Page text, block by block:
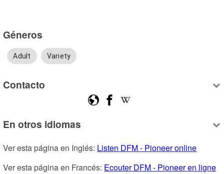
Géneros
Adult Variety
Contacto
En otros idiomas
Ver esta página en Inglés: Listen DFM - Pioneer online
Ver esta página en Francés: Ecouter DFM - Pioneer en ligne